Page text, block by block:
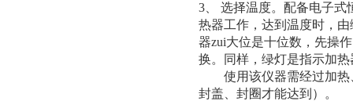
3、 选择温度。 配备电子式
热器工作，达到温度时，
器zui大位是十位数，先操
换。同样，绿灯是指示加
使用该仪器需经过加
封盖、封圈才能达到）。